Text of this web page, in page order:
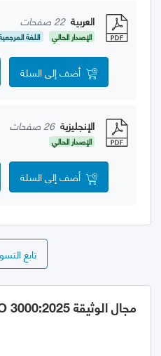
العربية 22 صفحات
الإصدار الحالي اللغة
أضف إلى السلة
الإنجليزية 26 صفحات
الإصدار الحالي
أضف إلى السلة
تابع
مجال الوثيقة GSO 3000:2025